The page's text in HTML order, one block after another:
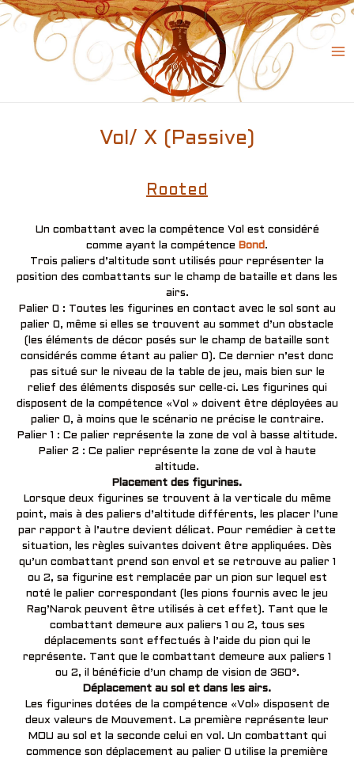
Skip
to
content
Vol/ X (Passive)
Rooted
Un combattant avec la compétence Vol est considéré
comme ayant la compétence Bond .
Trois paliers d’altitude sont utilisés pour représenter la
position des combattants sur le champ de bataille et dans les
airs.
Palier 0 : Toutes les figurines en contact avec le sol sont au
palier 0, même si elles se trouvent au sommet d’un obstacle
(les éléments de décor posés sur le champ de bataille sont
considérés comme étant au palier 0). Ce dernier n’est donc
pas situé sur le niveau de la table de jeu, mais bien sur le
relief des éléments disposés sur celle-ci. Les figurines qui
disposent de la compétence «Vol » doivent être déployées au
palier 0, à moins que le scénario ne précise le contraire.
Palier 1 : Ce palier représente la zone de vol à basse altitude.
Palier 2 : Ce palier représente la zone de vol à haute
altitude.
Placement des figurines.
Lorsque deux figurines se trouvent à la verticale du même
point, mais à des paliers d’altitude différents, les placer l’une
par rapport à l’autre devient délicat. Pour remédier à cette
situation, les règles suivantes doivent être appliquées. Dès
qu’un combattant prend son envol et se retrouve au palier 1
ou 2, sa figurine est remplacée par un pion sur lequel est
noté le palier correspondant (les pions fournis avec le jeu
Rag’Narok peuvent être utilisés à cet effet). Tant que le
combattant demeure aux paliers 1 ou 2, tous ses
déplacements sont effectués à l’aide du pion qui le
représente. Tant que le combattant demeure aux paliers 1
ou 2, il bénéficie d’un champ de vision de 360°.
Déplacement au sol et dans les airs.
Les figurines dotées de la compétence «Vol» disposent de
deux valeurs de Mouvement. La première représente leur
MOU au sol et la seconde celui en vol. Un combattant qui
commence son déplacement au palier 0 utilise la première